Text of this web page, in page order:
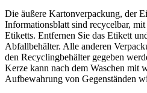
Die äußere Kartonverpackung, der
Informationsblatt sind recycelbar,
Etiketts. Entfernen Sie das Etikett
Abfallbehälter. Alle anderen
den Recyclingbehälter gegeben
Kerze kann nach dem Waschen mit
Aufbewahrung von Gegenständen